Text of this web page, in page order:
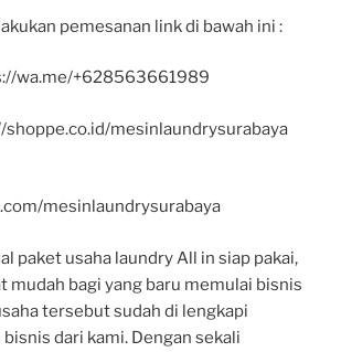
pemesanan link di bawah ini :
wa.me/+628563661989
shoppe.co.id/mesinlaundrysurabaya
mesinlaundrysurabaya
paket usaha laundry All in siap pakai,
mudah bagi yang baru memulai bisnis
tersebut sudah di lengkapi
dari kami. Dengan sekali